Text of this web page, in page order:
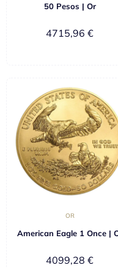
50 Pesos | Or
4715,96 €
OR
American Eagle 1 Once |
4099,28 €